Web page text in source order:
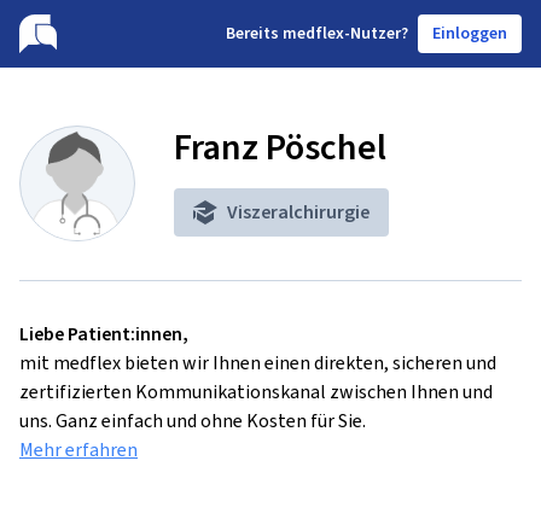
Bereits medflex-Nutzer? Einloggen
Franz Pöschel
Viszeralchirurgie
Liebe Patient:innen,
mit medflex bieten wir Ihnen einen direkten, sicheren und
zertifizierten Kommunikationskanal zwischen Ihnen und
uns. Ganz einfach und ohne Kosten für Sie.
Mehr erfahren